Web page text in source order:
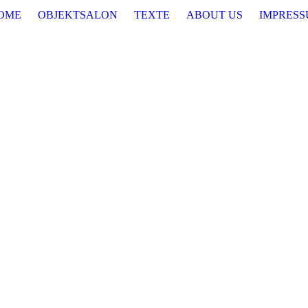
OBJEKTSALON TEXTE ABOUT US